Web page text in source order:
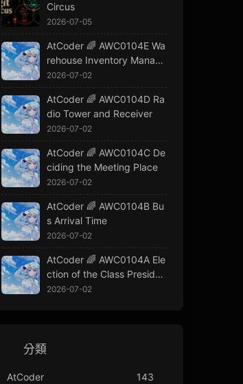
Circus
2026-07-05
AtCoder 🌈 AWC0104E Wa
rehouse Inventory Manage
ment
2026-07-02
AtCoder 🌈 AWC0104D Ra
dio Tower and Receiver
2026-07-02
AtCoder 🌈 AWC0104C De
ciding the Meeting Place
2026-07-02
AtCoder 🌈 AWC0104B Bu
s Arrival Time
2026-07-02
AtCoder 🌈 AWC0104A Ele
ction of the Class Presiden
t2026-07-02
分類
AtCoder
143